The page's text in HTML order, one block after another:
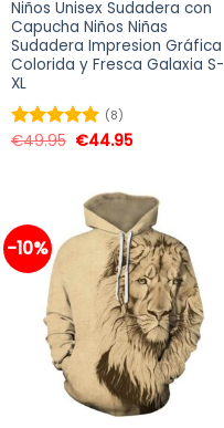
Niños Unisex Sudadera con
Capucha Niños Niñas
Sudadera Impresion Gráfica
Colorida y Fresca Galaxia S-
XL
Valorado
(8)
€49.95 €44.95
-10%